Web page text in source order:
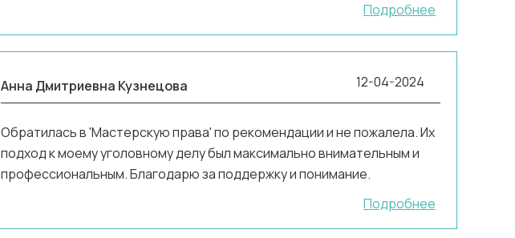
Подробнее
Анна Дмитриевна Кузнецова 12-04-2024
Обратилась в 'Мастерскую права' по рекомендации и не пожалела. Их
подход к моему уголовному делу был максимально внимательным и
профессиональным. Благодарю за поддержку и понимание.
Подробнее